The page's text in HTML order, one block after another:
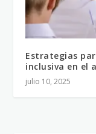
Estrategias
inclusiva en el
julio 10, 2025